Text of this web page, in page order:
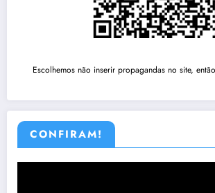
Escolhemos não inserir propagandas no site,
CONFIRAM!